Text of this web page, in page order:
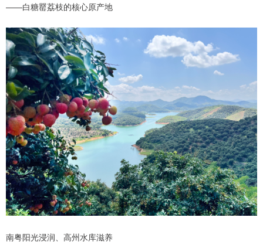
——白糖罂荔枝的核心原产地
南粤阳光浸润、高州水库滋养